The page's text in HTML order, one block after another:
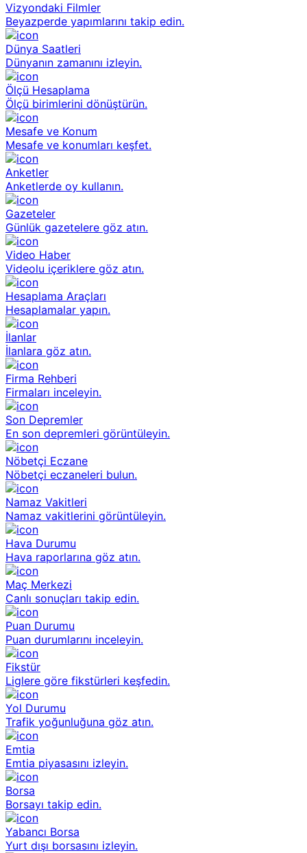
Vizyondaki Filmler
Beyazperde yapımlarını takip edin.
Dünya Saatleri
Dünyanın zamanını izleyin.
Ölçü Hesaplama
Ölçü birimlerini dönüştürün.
Mesafe ve Konum
Mesafe ve konumları keşfet.
Anketler
Anketlerde oy kullanın.
Gazeteler
Günlük gazetelere göz atın.
Video Haber
Videolu içeriklere göz atın.
Hesaplama Araçları
Hesaplamalar yapın.
İlanlar
İlanlara göz atın.
Firma Rehberi
Firmaları inceleyin.
Son Depremler
En son depremleri görüntüleyin.
Nöbetçi Eczane
Nöbetçi eczaneleri bulun.
Namaz Vakitleri
Namaz vakitlerini görüntüleyin.
Hava Durumu
Hava raporlarına göz atın.
Maç Merkezi
Canlı sonuçları takip edin.
Puan Durumu
Puan durumlarını inceleyin.
Fikstür
Liglere göre fikstürleri keşfedin.
Yol Durumu
Trafik yoğunluğuna göz atın.
Emtia
Emtia piyasasını izleyin.
Borsa
Borsayı takip edin.
Yabancı Borsa
Yurt dışı borsasını izleyin.